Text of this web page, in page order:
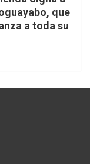
que
a toda su